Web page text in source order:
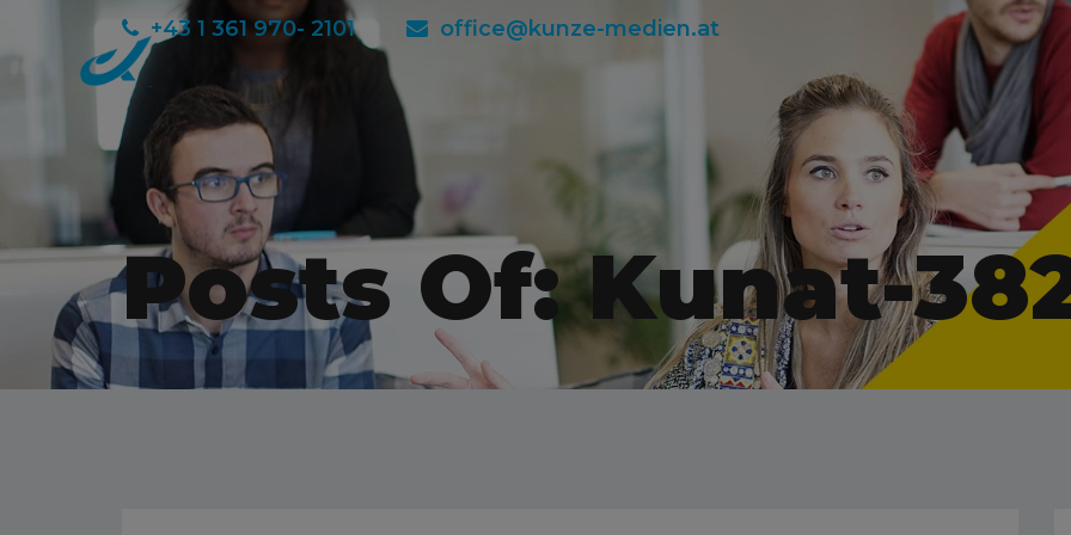
+43 1 361 970- 2101 office@kunze-medien.at
Posts Of: Kunat-